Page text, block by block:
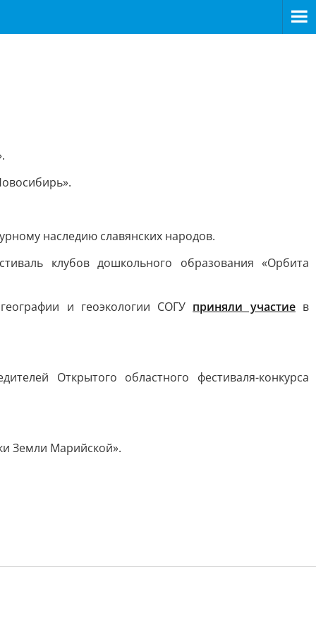
наследию славянских народов.
клубов дошкольного образования «Орбита
и геоэкологии СОГУ приняли участиев
Открытого областного фестиваля-конкурса
Земли Марийской».